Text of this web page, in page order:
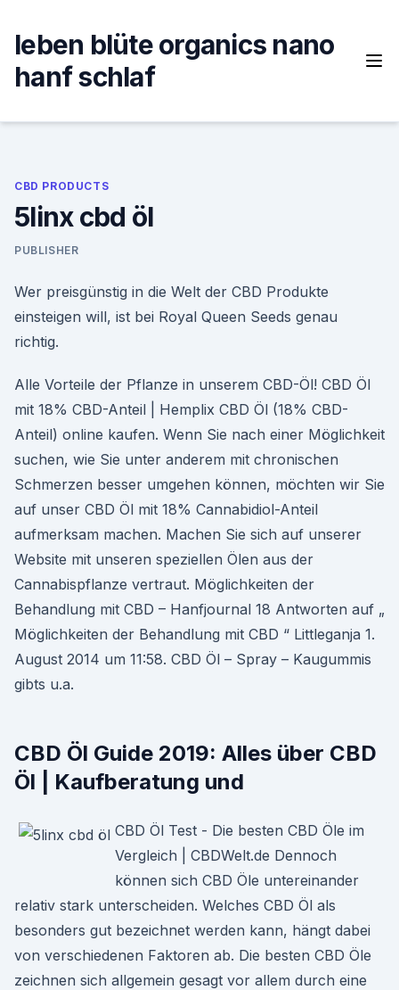
content
leben blüte organics nano
hanf schlaf
CBD PRODUCTS
5linx cbd öl
PUBLISHER
Wer preisgünstig in die Welt der CBD Produkte
einsteigen will, ist bei Royal Queen Seeds genau
richtig.
Alle Vorteile der Pflanze in unserem CBD-Öl! CBD Öl
mit 18% CBD-Anteil | Hemplix CBD Öl (18% CBD-
Anteil) online kaufen. Wenn Sie nach einer Möglichkeit
suchen, wie Sie unter anderem mit chronischen
Schmerzen besser umgehen können, möchten wir Sie
auf unser CBD Öl mit 18% Cannabidiol-Anteil
aufmerksam machen. Machen Sie sich auf unserer
Website mit unseren speziellen Ölen aus der
Cannabispflanze vertraut. Möglichkeiten der
Behandlung mit CBD – Hanfjournal 18 Antworten auf „
Möglichkeiten der Behandlung mit CBD “ Littleganja 1.
August 2014 um 11:58. CBD Öl – Spray – Kaugummis
gibts u.a.
CBD Öl Guide 2019: Alles über CBD
Öl | Kaufberatung und
CBD Öl Test - Die besten CBD Öle im
Vergleich | CBDWelt.de Dennoch
können sich CBD Öle untereinander
relativ stark unterscheiden. Welches CBD Öl als
besonders gut bezeichnet werden kann, hängt dabei
von verschiedenen Faktoren ab. Die besten CBD Öle
zeichnen sich allgemein gesagt vor allem durch eine